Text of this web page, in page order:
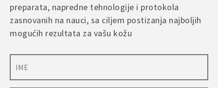
preparata, napredne tehnologije i protokola
zasnovanih na nauci, sa ciljem postizanja najboljih
mogućih rezultata za vašu kožu